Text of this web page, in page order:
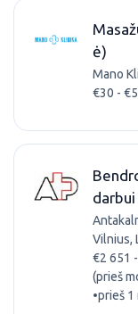
ė)
Mano
€30 -
Vilnius,
€2 651
(prieš
•prieš 1